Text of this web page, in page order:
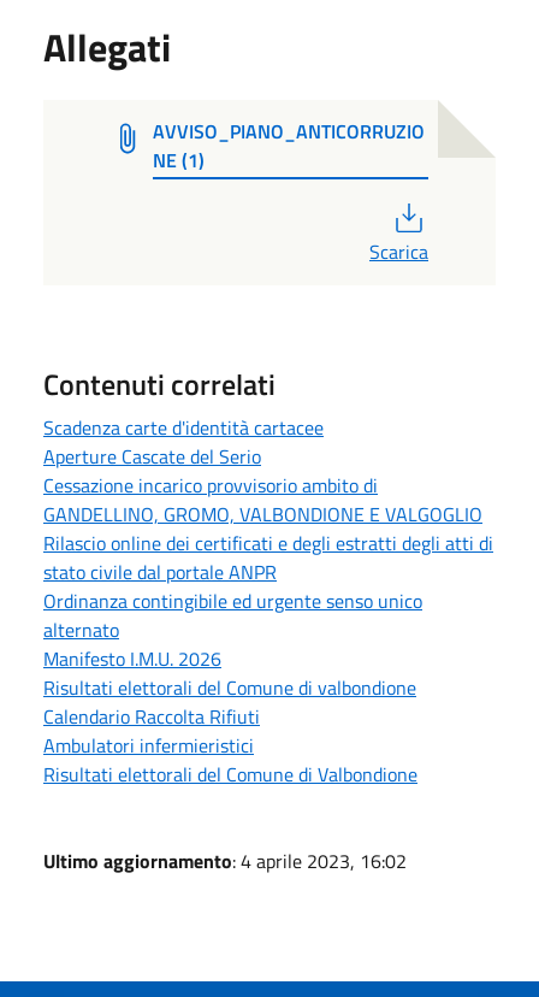
Allegati
AVVISO_PIANO_ANTICORRUZIO
NE (1)
Scarica
Contenuti correlati
Scadenza carte d'identità cartacee
Aperture Cascate del Serio
Cessazione incarico provvisorio ambito di
GANDELLINO, GROMO, VALBONDIONE E VALGOGLIO
Rilascio online dei certificati e degli estratti degli atti di
stato civile dal portale ANPR
Ordinanza contingibile ed urgente senso unico
alternato
Manifesto I.M.U. 2026
Risultati elettorali del Comune di valbondione
Calendario Raccolta Rifiuti
Ambulatori infermieristici
Risultati elettorali del Comune di Valbondione
Ultimo aggiornamento: 4 aprile 2023, 16:02